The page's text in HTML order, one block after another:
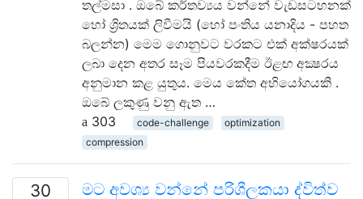
තල්මසා . ඔබේ කර්තව්‍යය වන්නේ වැඩසටහනක්
හෝ ශ්‍රිතයක් ලිවීමයි (හෝ පංතිය යනාදිය - පහත
බලන්න) මෙම ගොනුවට වරකට එක් අක්ෂරයක්
ලබා දෙන අතර සෑම පියවරකදීම ඊළඟ අක්‍ෂරය
අනුමාන කළ යුතුය. මෙය කේත අභියෝගයකි .
ඔබේ ලකුණු වනු ඇත …
303
code-challenge
optimization
compression
30 මට අවශ්‍ය වන්නේ පරිශීලකයා ද්විත්ව